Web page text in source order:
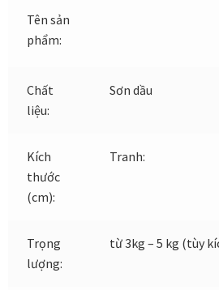
Catalogue Bộ Sưu Tập Mã Vương
Dây treo Tết Bính Ngọ 2026
Đóng khung tranh theo yêu cầu
Đóng khung tranh thảm Dubai
Đóng khung ảnh
Tên sản
phẩm:
Chất
liệu:
Sơn dầu
Kích
thước
(cm):
Tranh:
Trọng
lượng:
từ 3kg – 5 kg (tùy